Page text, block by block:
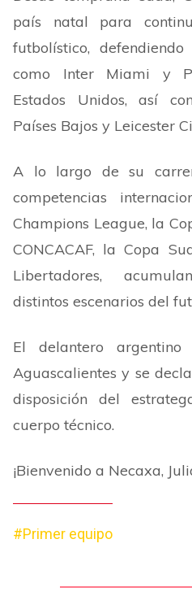
país natal para
futbolístico,
como Inter Miami y
Estados Unidos, así
Países Bajos y Leicester
A lo largo de su
competencias
Champions League, la
CONCACAF, la Copa
Libertadores,
distintos escenarios del
El delantero
Aguascalientes y se
disposición del
cuerpo técnico.
¡Bienvenido a Necaxa,
#Primer equipo